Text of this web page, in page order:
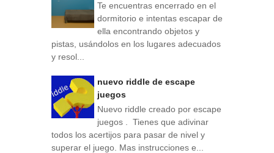
Te encuentras encerrado en el
dormitorio e intentas escapar de
ella encontrando objetos y
pistas, usándolos en los lugares adecuados
y resol...
nuevo riddle de escape
juegos
Nuevo riddle creado por escape
juegos . Tienes que adivinar
todos los acertijos para pasar de nivel y
superar el juego. Mas instrucciones e...